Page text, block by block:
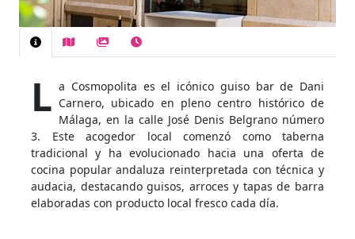
L a Cosmopolita es el icónico guiso bar de Dani
Carnero, ubicado en pleno centro histórico de
Málaga, en la calle José Denis Belgrano número
3. Este acogedor local comenzó como taberna
tradicional y ha evolucionado hacia una oferta de
cocina popular andaluza reinterpretada con técnica y
audacia, destacando guisos, arroces y tapas de barra
elaboradas con producto local fresco cada día.